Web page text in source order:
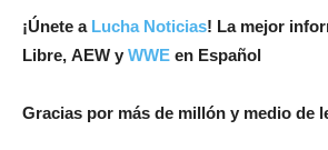
¡Únete a Lucha Noticias! La mejor
Libre, AEW y WWE en Español
Gracias por más de millón y medio de